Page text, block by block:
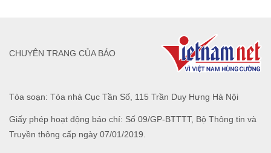
Tòa soạn: Tòa nhà Cục Tần Số, 115 Trần Duy Hưng Hà Nội
Giấy phép hoạt động báo chí: Số 09/GP-BTTTT, Bộ Thông tin và
Truyền thông cấp ngày 07/01/2019.
CHUYÊN TRANG CỦA BÁO